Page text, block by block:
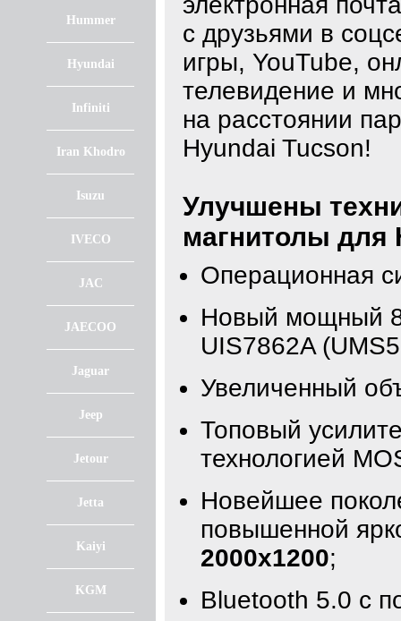
Hummer
Hyundai
Infiniti
Iran Khodro
Isuzu
IVECO
JAC
JAECOO
Jaguar
Jeep
Jetour
Jetta
Kaiyi
KGM
с друзьями в
игры, YouTube,
телевидение и
на расстоянии
Hyundai Tucson!
Улучшены
магнитолы для
Операционная
Новый мощный
UIS7862A
Увеличенный
Топовый
технологией
Новейшее
повышенной
2000x1200;
Bluetooth 5.0 с